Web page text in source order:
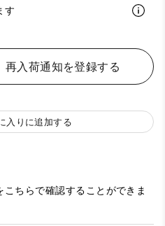
す
再入荷通知を登録する
入りに追加する
ちらで確認することができま